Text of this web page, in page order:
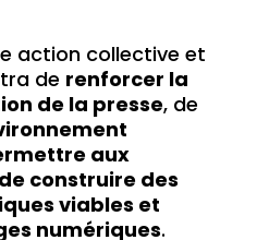
action collective et
de renforcer la
de la presse, de
aux
construire des
viables et
numériques.